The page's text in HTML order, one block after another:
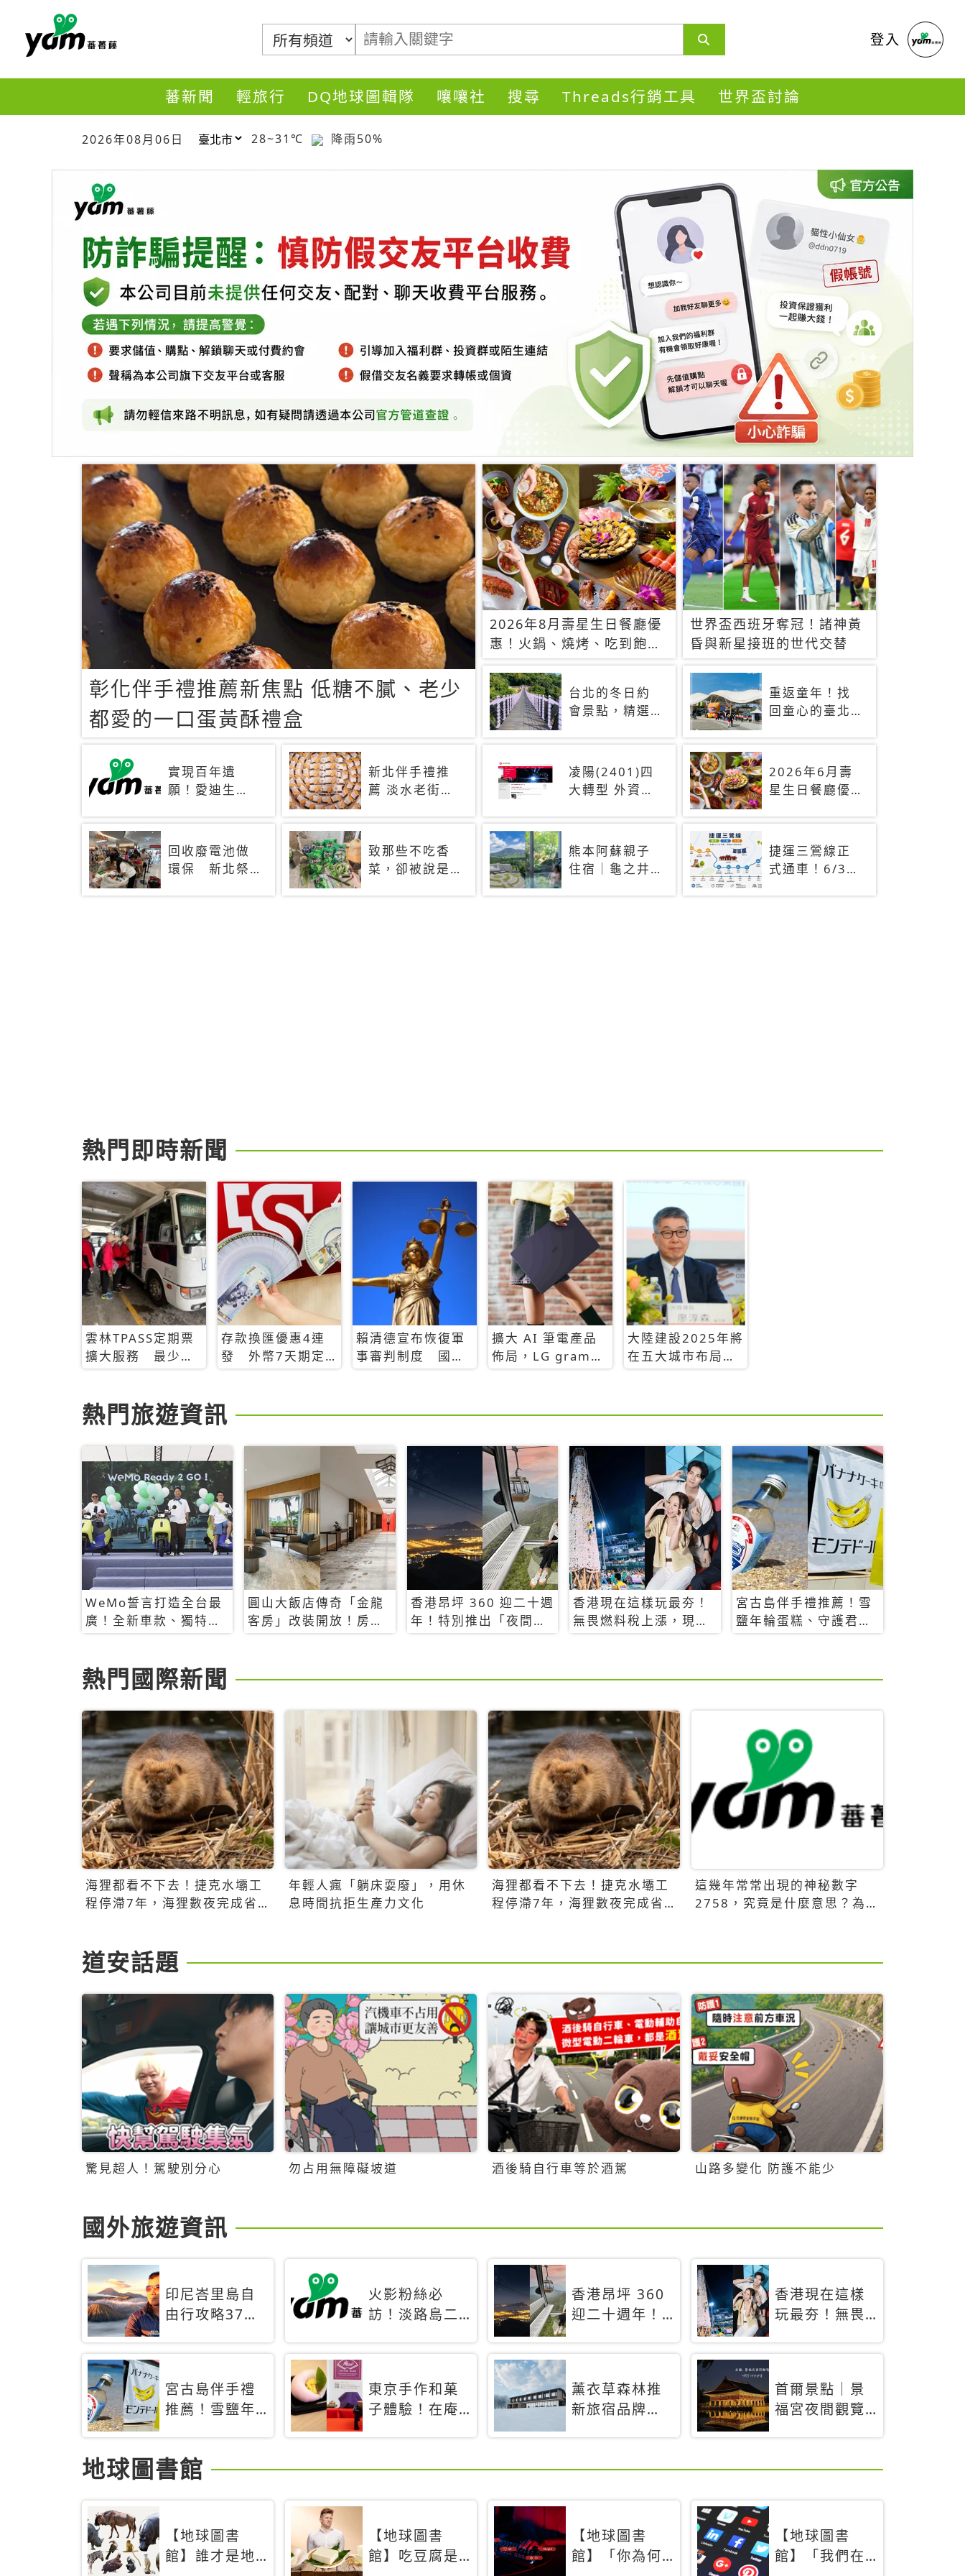
登入
蕃新聞 輕旅行 DQ地球圖輯隊 嚷嚷社 搜尋 Threads行銷工具 世界盃討論
2026年08月06日 28~31℃ 降雨50%
彰化伴手禮推薦新焦點 低糖不膩、老少
都愛的一口蛋黃酥禮盒
2026年8月壽星生日餐廳優
惠！火鍋、燒烤、吃到飽，
90+餐廳生日優惠一覽
台北的冬日約
會景點，精選
點，拍照、放
閃一次滿足！
實現百年遺
願！愛迪生
靠仿生技術重
生 秒充、循
環萬次、壽命
長達30年
新北伴手禮推
薦 淡水老街人
蛋黃酥與糕餅
禮盒
凌陽(2401)四
大轉型 外資近
張
回收廢電池做
環保 新北祭
致那些不吃香
菜，卻被說是
熊本阿蘇親子
住宿｜龜之井
世界盃西班牙奪冠！諸神黃
昏與新星接班的世代交替
重返童年！找
回童心的臺北
2026年6月壽
星生日餐廳優
烤、吃到飽，
90+餐廳生日
優惠一覽
捷運三鶯線正
式通車！6/30
熱門即時新聞
雲林TPASS定期票
擴大服務 最少只
需199 元就無限搭
存款換匯優惠4連
發 外幣7天期定
存8.88%
賴清德宣布恢復軍
事審判制度 國防
部：軍人涉犯一般
擴大 AI 筆電產品
佈局，LG gram
2025 全新升級
大陸建設2025年將
在五大城市布局，
全台推案總銷金額
熱門旅遊資訊
WeMo誓言打造全台最
廣！全新車款、獨特香
氛，共享科技迎來新世
圓山大飯店傳奇「金龍
客房」改裝開放！房型
特色亮點一覽
香港昂坪 360 迎二十週
年！特別推出「夜間纜
車」，輕旅行帶你搶先
香港現在這樣玩最夯！
無畏燃料稅上漲，現在
買自由行只要8888元起
宮古島伴手禮推薦！雪
鹽年輪蛋糕、守護君餅
乾，10款必買清單
熱門國際新聞
海狸都看不下去！捷克水壩工
程停滯7年，海狸數夜完成省
年輕人瘋「躺床耍廢」，用休
息時間抗拒生產力文化
海狸都看不下去！捷克水壩工
程停滯7年，海狸數夜完成省
這幾年常常出現的神秘數字
2758，究竟是什麼意思？為什
道安話題
驚見超人！駕駛別分心 勿占用無障礙坡道 酒後騎自行車等於酒駕 山路多變化 防護不能少
國外旅遊資訊
印尼峇里島自
由行攻略37天
萬台幣 ❤️別等
(附8.5萬次下
載峇里島地圖)
😍
火影粉絲必
訪！淡路島二
「曉」解謎任
援中文
香港昂坪 360
迎二十週年！
間纜車」，輕
揭秘台灣專屬
禮遇
香港現在這樣
玩最夯！無畏
現在買自由行
宮古島伴手禮
推薦！雪鹽年
必買清單
東京手作和菓
子體驗！在庵
薰衣草森林推
新旅宿品牌
首間選址北海
首爾景點｜景
福宮夜間觀覽
放時間、購票
白天與夜晚截
然不同的宮殿
地球圖書館
【地球圖書
館】誰才是地
【地球圖書
館】吃豆腐是
【地球圖書
館】「你為何
【地球圖書
館】「我們在